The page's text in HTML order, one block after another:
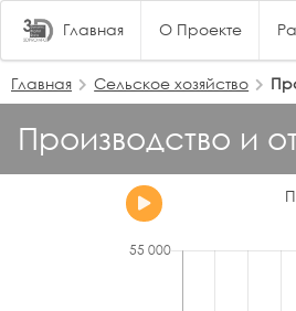
Главная О Проекте
Главная Сельское хозяйство
Производство и